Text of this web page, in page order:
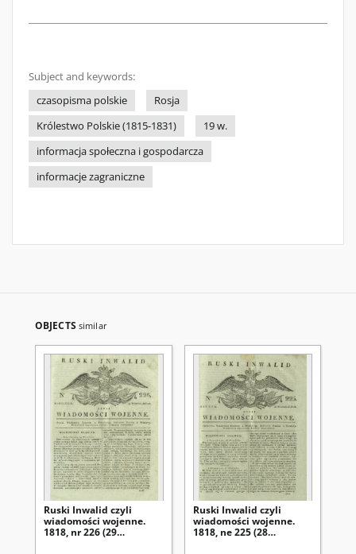
Subject and keywords:
czasopisma polskie
Rosja
Królestwo Polskie (1815-1831)
19 w.
informacja społeczna i gospodarcza
informacje zagraniczne
OBJECTS similar
Ruski Inwalid czyli
wiadomości wojenne.
1818, nr 226 (29
Ruski Inwalid czyli
wiadomości wojenne.
1818, ne 225 (28